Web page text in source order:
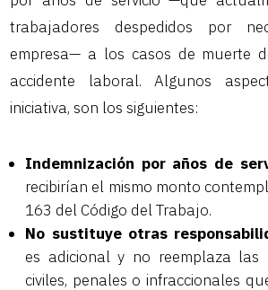
trabajadores despedidos por
empresa— a los casos de muerte
accidente laboral. Algunos
iniciativa, son los siguientes:
Indemnización por años de
recibirían el mismo monto
163 del Código del Trabajo.
No sustituye otras
es adicional y no reemplaza las
civiles, penales o infraccionales